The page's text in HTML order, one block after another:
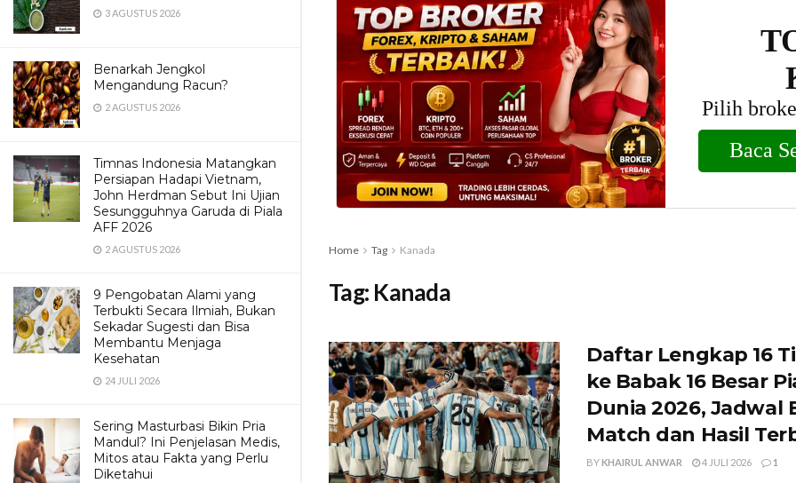
3 AGUSTUS 2026
Benarkah Jengkol
Mengandung Racun?
2 AGUSTUS 2026
Timnas Indonesia Matangkan
Persiapan Hadapi Vietnam,
John Herdman Sebut Ini Ujian
Sesungguhnya Garuda di Piala
AFF 2026
2 AGUSTUS 2026
9 Pengobatan Alami yang
Terbukti Secara Ilmiah, Bukan
Sekadar Sugesti dan Bisa
Membantu Menjaga
Kesehatan
24 JULI 2026
Sering Masturbasi Bikin Pria
Mandul? Ini Penjelasan Medis,
Mitos atau Fakta yang Perlu
Diketahui
Home Tag Kanada
Tag: Kanada
Daftar Lengkap 16
ke Babak 16 Besar
Dunia 2026, Jadwal
Match dan Hasil
BYKHAIRUL ANWAR 4 JULI 2026 1